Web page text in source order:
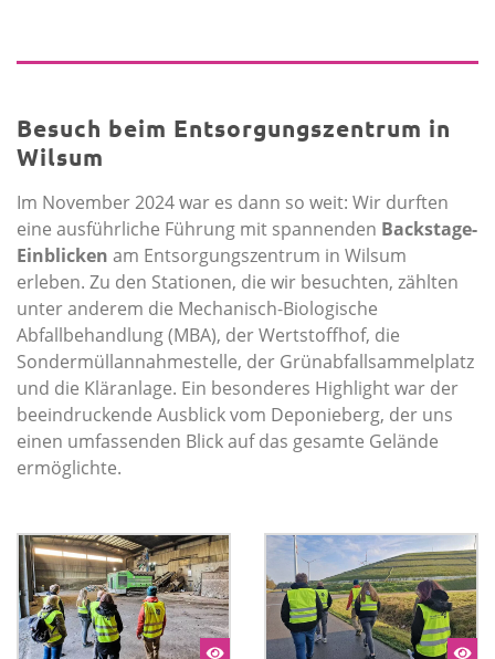
Besuch beim Entsorgungszentrum in
Wilsum
Im November 2024 war es dann so weit: Wir durften
eine ausführliche Führung mit spannenden Backstage-
Einblicken am Entsorgungszentrum in Wilsum
erleben. Zu den Stationen, die wir besuchten, zählten
unter anderem die Mechanisch-Biologische
Abfallbehandlung (MBA), der Wertstoffhof, die
Sondermüllannahmestelle, der Grünabfallsammelplatz
und die Kläranlage. Ein besonderes Highlight war der
beeindruckende Ausblick vom Deponieberg, der uns
einen umfassenden Blick auf das gesamte Gelände
ermöglichte.